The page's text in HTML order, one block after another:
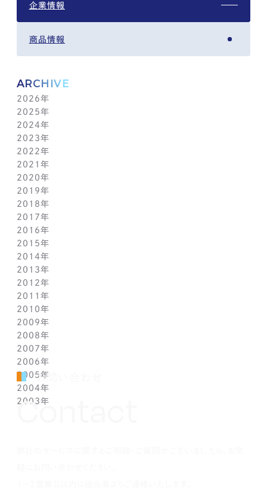
企業情報
商品情報
ARCHIVE
2026年
8月(4)
7月(14)
6月(5)
5月(6)
4月(12)
3月(13)
2月(9)
1月(4)
2025年
12月(6)
11月(5)
10月(8)
9月(12)
8月(8)
7月(10)
6月(6)
5月(7)
4月(11)
3月(9)
2月(10)
1月(5)
2024年
12月(7)
11月(5)
10月(12)
9月(4)
8月(5)
7月(11)
6月(7)
5月(5)
4月(11)
3月(6)
2月(13)
1月(2)
2023年
12月(3)
11月(13)
10月(11)
9月(3)
8月(5)
7月(8)
6月(2)
5月(12)
4月(5)
3月(8)
2月(9)
1月(3)
2022年
12月(2)
11月(4)
10月(4)
9月(1)
8月(3)
7月(6)
6月(2)
5月(4)
4月(6)
3月(8)
2月(8)
1月(2)
2021年
12月(4)
11月(2)
10月(6)
9月(3)
8月(2)
7月(7)
6月(1)
5月(5)
4月(6)
3月(9)
2月(7)
1月(3)
2020年
12月(2)
11月(3)
10月(5)
9月(3)
8月(3)
7月(5)
6月(1)
5月(3)
4月(6)
3月(3)
2月(6)
1月(1)
2019年
12月(2)
11月(3)
10月(4)
9月(1)
8月(4)
7月(5)
6月(1)
5月(4)
4月(5)
3月(4)
2月(4)
1月(2)
2018年
12月(2)
11月(7)
10月(8)
9月(7)
8月(8)
7月(7)
6月(7)
5月(9)
4月(7)
3月(6)
2月(5)
1月(1)
2017年
12月(2)
11月(5)
10月(5)
9月(5)
8月(6)
7月(7)
6月(1)
5月(3)
4月(3)
3月(3)
2月(5)
2016年
12月(2)
11月(3)
10月(7)
9月(2)
8月(3)
7月(6)
6月(5)
5月(4)
4月(3)
3月(2)
2月(7)
1月(1)
2015年
12月(3)
11月(6)
10月(7)
9月(3)
8月(8)
7月(7)
6月(5)
5月(4)
4月(4)
3月(3)
2月(5)
1月(3)
2014年
12月(2)
11月(7)
10月(7)
9月(6)
8月(5)
7月(9)
6月(6)
5月(3)
4月(7)
3月(3)
2月(6)
2013年
12月(6)
11月(6)
10月(5)
9月(7)
8月(4)
7月(3)
6月(1)
5月(5)
4月(1)
3月(1)
2012年
12月(1)
11月(1)
10月(1)
9月(1)
8月(1)
7月(3)
5月(2)
4月(1)
3月(1)
2011年
12月(1)
11月(1)
10月(2)
8月(2)
7月(4)
5月(2)
4月(1)
3月(3)
2010年
12月(1)
11月(1)
10月(2)
9月(1)
8月(2)
7月(3)
5月(2)
2009年
11月(6)
10月(9)
9月(3)
8月(1)
7月(5)
6月(2)
2008年
11月(4)
10月(2)
9月(2)
8月(4)
7月(3)
2007年
12月(2)
11月(2)
10月(1)
9月(2)
2006年
12月(1)
11月(1)
10月(2)
2005年
10月(2)
8月(4)
2004年
12月(4)
2003年
お問い合わせ
Contact